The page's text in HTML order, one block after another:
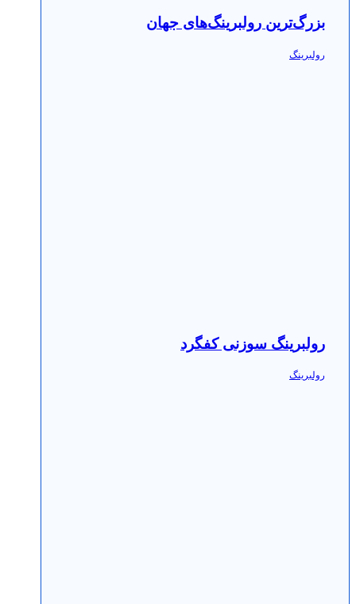
بزرگ‌ترین رولبرینگ‌های جهان
رولبرینگ
رولبرینگ سوزنی کفگرد
رولبرینگ